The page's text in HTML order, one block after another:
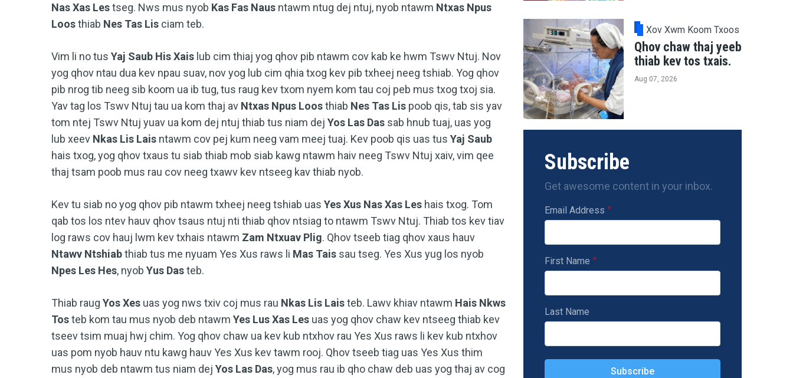
Nas Xas Lestseg. Nws mus nyob Kas Fas Naus ntawm ntug dej ntuj, nyob ntawm Ntxas Npus
Loosthiab Nes Tas Lis ciam teb.
Vim li no tus Yaj Saub His Xais lub cim thiaj yog qhov pib ntawm cov kab ke hwm Tswv Ntuj. Nov
yog qhov ntau dua kev npau suav, nov yog lub cim qhia txog kev pib txheej neeg tshiab. Yog qhov
pib nrog tib neeg sib koom ua ib tug, tus raug kev txom nyem kom tau coj peb mus txog txoj sia.
Yav tag los Tswv Ntuj tau ua kom thaj av Ntxas Npus Loosthiab Nes Tas Lis poob qis, tab sis yav
tom ntej Tswv Ntuj yuav ua kom dej ntuj thiab tus niam dej Yos Las Das sab hnub tuaj, uas yog
lub xeev Nkas Lis Lais ntawm cov pej kum neeg vam meej tuaj. Kev poob qis uas tus Yaj Saub
hais txog, yog qhov txaus tu siab thiab mob siab kawg ntawm haiv neeg Tswv Ntuj xaiv, vim qee
thaj tsam poob mus rau cov neeg txawv kev ntseeg kav thiab nyob.
Kev tu siab no yog qhov pib ntawm txheej neeg tshiab uas Yes Xus Nas Xas Les hais txog. Tom
qab tos los ntev hauv qhov tsaus ntuj nti thiab qhov ntsiag to ntawm Tswv Ntuj. Thiab tos kev tiav
log raws cov hauj lwm kev txhais ntawm Zam Ntxuav Plig. Qhov tseeb tiag qhov xaus hauv
Ntawv Ntshiabthiab tus me nyuam Yes Xus raws li Mas Tais sau tseg. Yes Xus yug los nyob
Npes Les Hes, nyob Yus Dasteb.
Thiab raug Yos Xes uas yog nws txiv coj mus rau Nkas Lis Laisteb. Lawv khiav ntawm Hais Nkws
Tosteb kom tau mus nyob deb ntawm Yes Lus Xas Les uas yog qhov chaw kev ntseeg thiab kev
tseev tsim muaj hwj chim. Yog qhov chaw ua kev kub ntxhov rau Yes Xus raws li kev kub ntxhov
uas pom nyob hauv ntu kawg hauv Yes Xus kev tawm rooj. Qhov tseeb tiag uas Yes Xus thim
mus nyob deb ntawm tus niam dej Yos Las Das, yog mus rau ib qho chaw deb uas yog thaj av cog
Xov Xwm Koom Txoos
Qhov chaw thaj yeeb
thiab kev tos txais.
Aug 07, 2026
Subscribe
Get awesome content in your inbox.
Email Address
First Name
Last Name